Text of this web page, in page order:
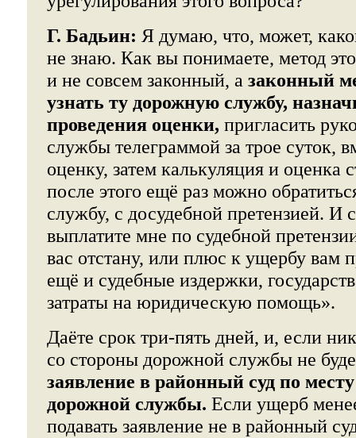
Г. Бадьин: Я думаю, что, может,
не знаю. Как вы понимаете, метод
и не совсем законный, а законный
узнать ту дорожную службу,
проведения оценки, пригласить
службы телеграммой за трое суток,
оценку, затем калькуляция и оценка
после этого ещё раз можно
службу, с досудебной претензией. И
выплатите мне по судебной
вас отстану, или плюс к ущербу вам
ещё и судебные издержки,
затраты на юридическую помощь».
Даёте срок три-пять дней, и, если
со стороны дорожной службы не
заявление в районный суд по
дорожной службы. Если ущерб
подавать заявление не в районный